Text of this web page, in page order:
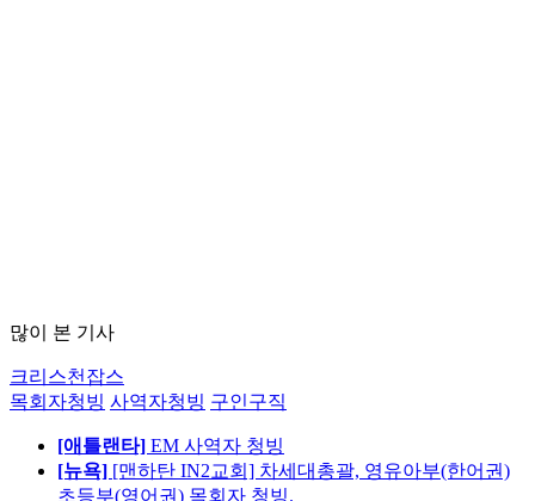
많이 본 기사
크리스천잡스
목회자청빙 사역자청빙 구인구직
[애틀랜타] EM 사역자 청빙
[뉴욕] [맨하탄 IN2교회] 차세대총괄, 영유아부(한어권)
초등부(영어권) 목회자 청빙.